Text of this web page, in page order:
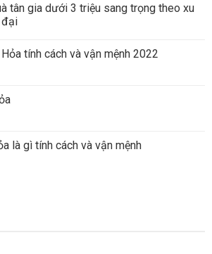
tân gia dưới 3 triệu sang trọng theo xu
đại
tính cách và vận mệnh 2022
là gì tính cách và vận mệnh